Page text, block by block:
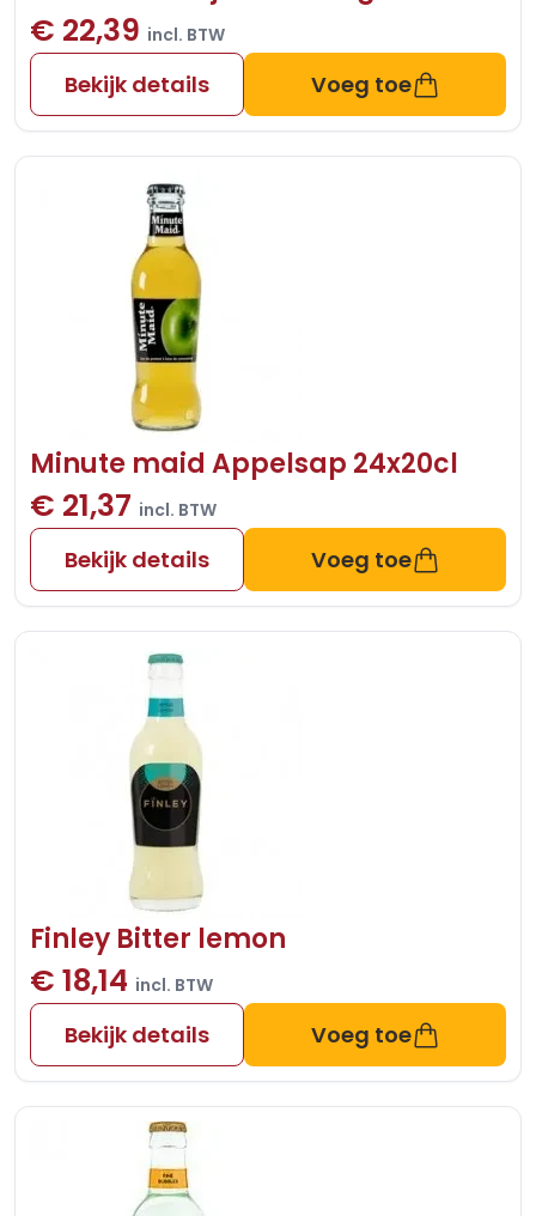
€ 22,39 incl. BTW
Bekijk details Voeg toe
Minute maid Appelsap 24x20cl
€ 21,37 incl. BTW
Bekijk details Voeg toe
Finley Bitter lemon
€ 18,14 incl. BTW
Bekijk details Voeg toe